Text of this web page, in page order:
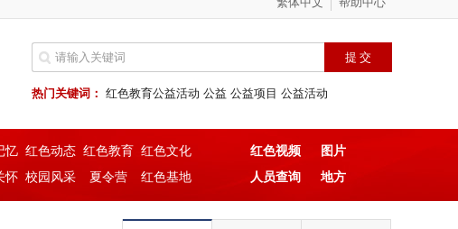
热门关键词： 红色教育公益活动 公益 公益项目 公益活动
忆 红色动态 红色教育 红色文化
怀 校园风采 夏令营 红色基地
红色视频
图片
人员查询
地方